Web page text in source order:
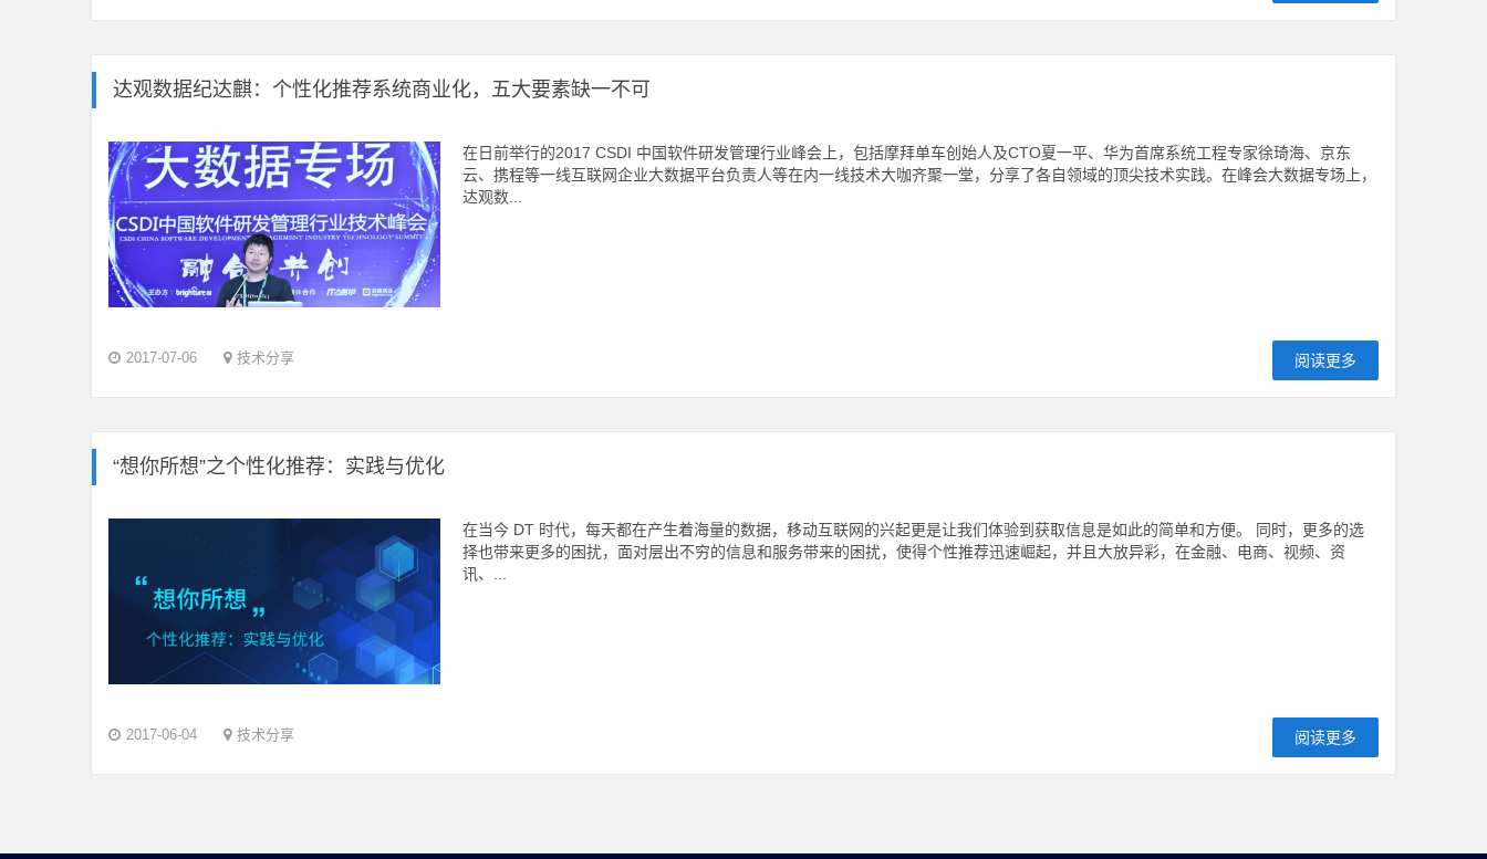
达观数据纪达麒：个性化推荐系统商业化，五大要素缺一不可
在日前举行的2017 CSDI 中国软件研发管理行业峰会上，包括摩拜单车创始人及CTO夏一平、华为首席系统工程专家徐琦海、京东
云、携程等一线互联网企业大数据平台负责人等在内一线技术大咖齐聚一堂，分享了各自领域的顶尖技术实践。在峰会大数据专场上，
达观数...
2017-07-06 技术分享 阅读更多
“想你所想”之个性化推荐：实践与优化
在当今 DT 时代，每天都在产生着海量的数据，移动互联网的兴起更是让我们体验到获取信息是如此的简单和方便。 同时，更多的选
择也带来更多的困扰，面对层出不穷的信息和服务带来的困扰，使得个性推荐迅速崛起，并且大放异彩，在金融、电商、视频、资
讯、...
2017-06-04 技术分享 阅读更多